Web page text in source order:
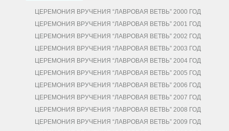
ЦЕРЕМОНИЯ ВРУЧЕНИЯ “ЛАВРОВАЯ ВЕТВЬ” 2000 ГОД
ЦЕРЕМОНИЯ ВРУЧЕНИЯ “ЛАВРОВАЯ ВЕТВЬ” 2001 ГОД
ЦЕРЕМОНИЯ ВРУЧЕНИЯ “ЛАВРОВАЯ ВЕТВЬ” 2002 ГОД
ЦЕРЕМОНИЯ ВРУЧЕНИЯ “ЛАВРОВАЯ ВЕТВЬ” 2003 ГОД
ЦЕРЕМОНИЯ ВРУЧЕНИЯ “ЛАВРОВАЯ ВЕТВЬ” 2004 ГОД
ЦЕРЕМОНИЯ ВРУЧЕНИЯ “ЛАВРОВАЯ ВЕТВЬ” 2005 ГОД
ЦЕРЕМОНИЯ ВРУЧЕНИЯ “ЛАВРОВАЯ ВЕТВЬ” 2006 ГОД
ЦЕРЕМОНИЯ ВРУЧЕНИЯ “ЛАВРОВАЯ ВЕТВЬ” 2007 ГОД
ЦЕРЕМОНИЯ ВРУЧЕНИЯ “ЛАВРОВАЯ ВЕТВЬ” 2008 ГОД
ЦЕРЕМОНИЯ ВРУЧЕНИЯ “ЛАВРОВАЯ ВЕТВЬ” 2009 ГОД